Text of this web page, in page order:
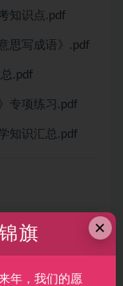
知识点.pdf
思写成语》.pdf
.pdf
专项练习.pdf
知识汇总.pdf
点.pdf
×
旗
年，我们的愿